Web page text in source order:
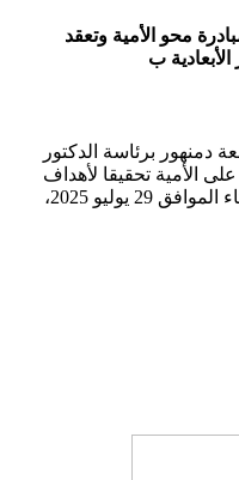
محو الأمية وتعقد
دمنهور برئاسة الدكتور
الأمية تحقيقا لأهداف
التنمية المستدامة، انطلقت اليوم الثلاثاء الموافق 29 يوليو 2025،